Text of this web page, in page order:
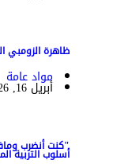
ظاهرة الزومبي
مواد عامة
أبريل 16, 2026
"كنت أنضرب
أسلوب التربية